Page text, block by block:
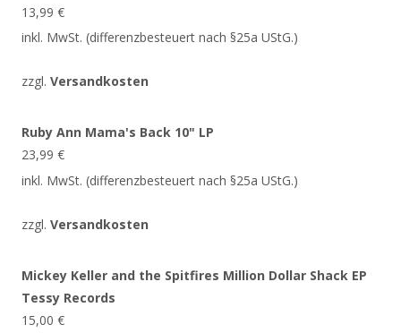
13,99 €
inkl. MwSt. (differenzbesteuert nach §25a UStG.)
zzgl. Versandkosten
Ruby Ann Mama's Back 10" LP
23,99 €
inkl. MwSt. (differenzbesteuert nach §25a UStG.)
zzgl. Versandkosten
Mickey Keller and the Spitfires Million Dollar Shack EP
Tessy Records
15,00 €